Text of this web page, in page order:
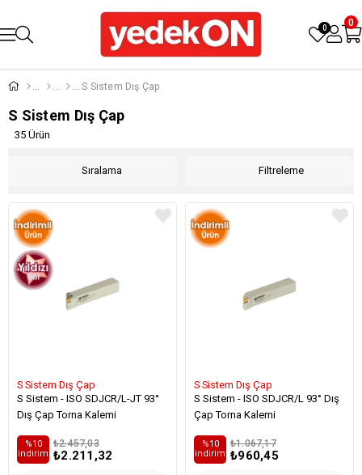
0 0
S Sistem Dış Çap
S Sistem Dış Çap
Filtreleme
Sıralama
35 Ürün
S Sistem Dış Çap
S Sistem - ISO SDJCR/L-JT 93°
Dış Çap Torna Kalemi
₺2.211,32
₺2.457,03
%10
i̇ndirim
S Sistem Dış Çap
S Sistem - ISO SDJCR/L 93° Dış
Çap Torna Kalemi
₺960,45
₺1.067,17
%10
i̇ndirim